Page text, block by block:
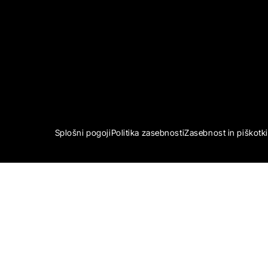
Splošni pogojiPolitika zasebnostiZasebnost in piškotki